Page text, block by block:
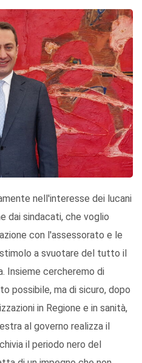
nell'interesse dei lucani
dai sindacati, che voglio
con l'assessorato e le
a svuotare del tutto il
Insieme cercheremo di
possibile, ma di sicuro, dopo
in Regione e in sanità,
al governo realizza il
il periodo nero del